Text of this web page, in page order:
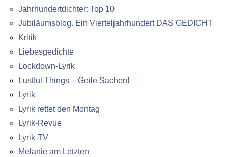
Jahrhundertdichter: Top 10
Jubiläumsblog. Ein Vierteljahrhundert DAS GEDICHT
Kritik
Liebesgedichte
Lockdown-Lyrik
Lustful Things – Geile Sachen!
Lyrik
Lyrik rettet den Montag
Lyrik-Revue
Lyrik-TV
Melanie am Letzten